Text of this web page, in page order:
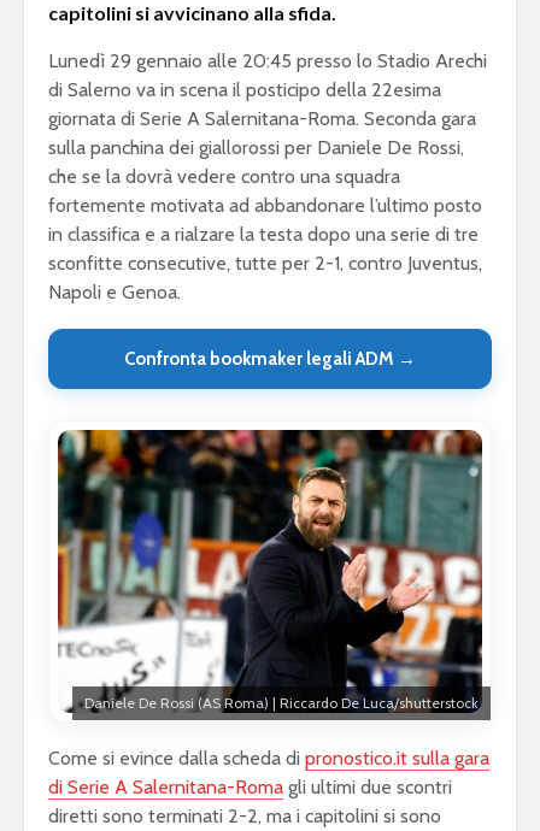
capitolini si avvicinano alla sfida.
Lunedì 29 gennaio alle 20:45 presso lo Stadio Arechi
di Salerno va in scena il posticipo della 22esima
giornata di Serie A Salernitana-Roma. Seconda gara
sulla panchina dei giallorossi per Daniele De Rossi,
che se la dovrà vedere contro una squadra
fortemente motivata ad abbandonare l’ultimo posto
in classifica e a rialzare la testa dopo una serie di tre
sconfitte consecutive, tutte per 2-1, contro Juventus,
Napoli e Genoa.
Confronta bookmaker legali ADM →
Daniele De Rossi (AS Roma) | Riccardo De Luca/shutterstock
Come si evince dalla scheda di pronostico.it sulla gara
di Serie A Salernitana-Roma gli ultimi due scontri
diretti sono terminati 2-2, ma i capitolini si sono